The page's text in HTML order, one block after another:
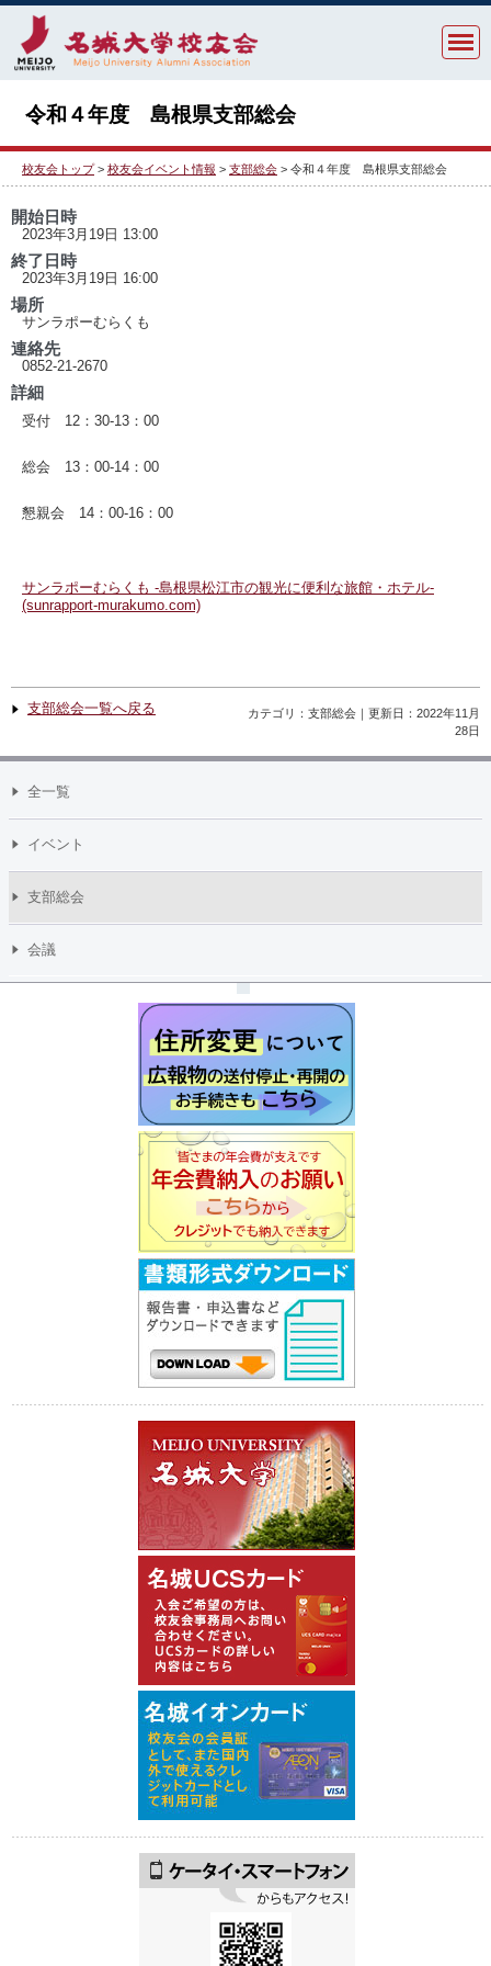
令和４年度 島根県支部総会
校友会トップ > 校友会イベント情報 > 支部総会 > 令和４年度 島根県支部総会
開始日時
2023年3月19日 13:00
終了日時
2023年3月19日 16:00
場所
サンラポーむらくも
連絡先
0852-21-2670
詳細
受付 12：30-13：00
総会 13：00-14：00
懇親会 14：00-16：00
サンラポーむらくも -島根県松江市の観光に便利な旅館・ホテル-
(sunrapport-murakumo.com)
支部総会一覧へ戻る
カテゴリ：支部総会｜更新日：2022年11月
28日
全一覧
イベント
支部総会
会議